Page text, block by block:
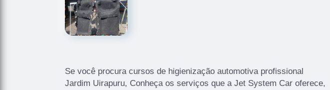
Se você procura cursos de higienização automotiva profissional
Jardim Uirapuru, Conheça os serviços que a Jet System Car oferece,